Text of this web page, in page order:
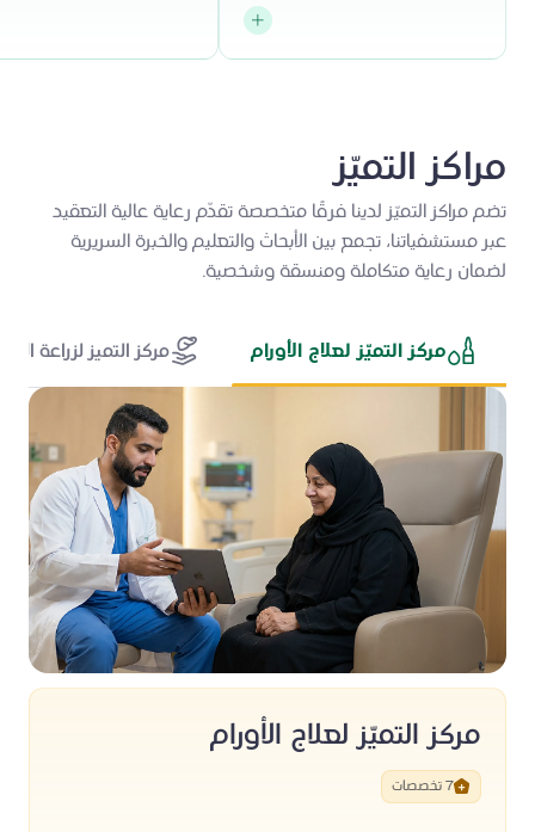
مراكز التميّز
تضم مراكز التميّز لدينا فرقًا متخصصة تقدّم رعاية عالية التعقيد
عبر مستشفياتنا، تجمع بين الأبحاث والتعليم والخبرة السريرية
لضمان رعاية متكاملة ومنسقة وشخصية.
مركز التميّز لعلاج الأورام مركز التميز لزراعة
مركز التميّز لعلاج الأورام
7 تخصصات